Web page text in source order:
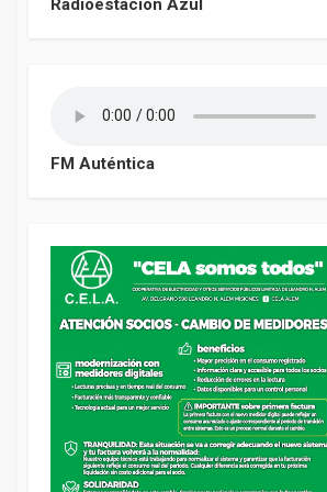
Radioestación Azul
FM Auténtica